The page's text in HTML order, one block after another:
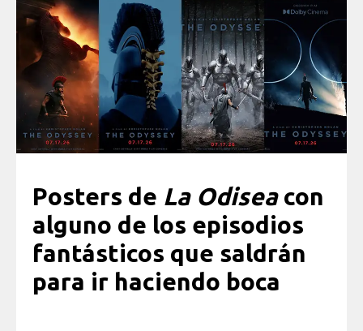
Posters de La Odiseacon
alguno de los episodios
fantásticos que saldrán
para ir haciendo boca